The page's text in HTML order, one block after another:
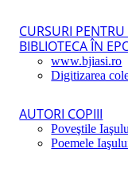
CURSURI
BIBLIOTECA ÎN
www.bjiasi.ro
Digitizarea
AUTORI COPIII
Poveştile
Poemele